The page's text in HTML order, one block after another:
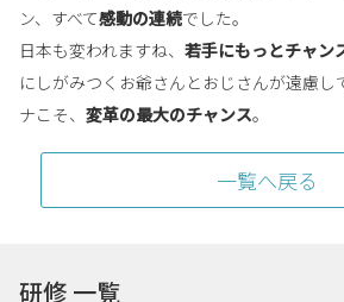
ン、すべて感動の連続でした。
日本も変われますね、若手にもっとチャン
にしがみつくお爺さんとおじさんが遠慮し
ナこそ、変革の最大のチャンス。
一覧へ戻る
研修 一覧